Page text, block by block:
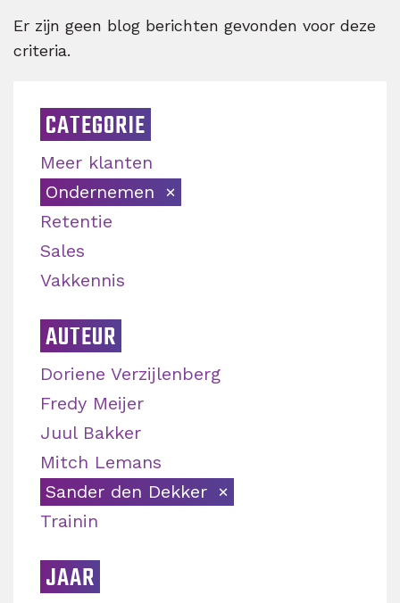
Er zijn geen blog berichten gevonden voor deze
criteria.
CATEGORIE
Meer klanten
Ondernemen
Retentie
Sales
Vakkennis
AUTEUR
Doriene Verzijlenberg
Fredy Meijer
Juul Bakker
Mitch Lemans
Sander den Dekker
Trainin
JAAR